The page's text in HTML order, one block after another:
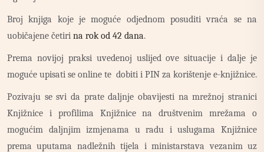
Broj knjiga koje je moguće odjednom posuditi vraća se na
uobičajene četiri na rok od 42 dana.
Prema novijoj praksi uvedenoj uslijed ove situacije i dalje je
moguće upisati se online te dobiti i PIN za korištenje e-knjižnice.
Pozivaju se svi da prate daljnje obavijesti na mrežnoj stranici
Knjižnice i profilima Knjižnice na društvenim mrežama o
mogućim daljnjim izmjenama u radu i uslugama Knjižnice
prema uputama nadležnih tijela i ministarstava vezanim uz